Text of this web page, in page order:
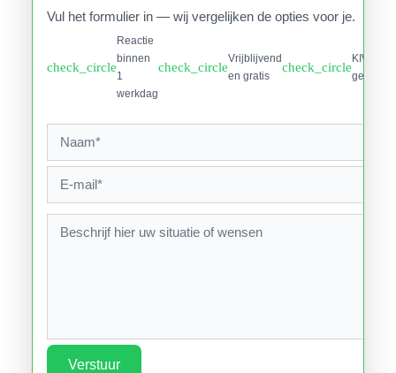
Vul het formulier in — wij vergelijken de opties voor je.
check_circle
Reactie
binnen
1
werkdag
check_circle
Vrijblijvend
en gratis
check_circle
KIWA
Verstuur